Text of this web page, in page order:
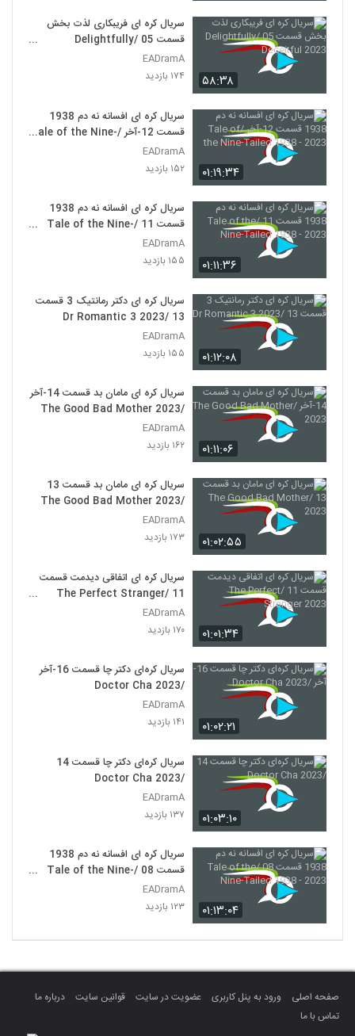
۵۸:۳۸
سریال کره ای فریبکاری لذت بخش
قسمت 05 /Delightfully
Deceitful 2023
EADramA
۱۷۴ بازدید
۰۱:۱۹:۳۴
سریال کره ای افسانه نه دم 1938
قسمت 12-آخر /Tale of the Nine-
Tailed 1938 - 2023
EADramA
۱۵۲ بازدید
۰۱:۱۱:۳۶
سریال کره ای افسانه نه دم 1938
قسمت 11 /Tale of the Nine-
Tailed 1938 - 2023
EADramA
۱۵۵ بازدید
۰۱:۱۲:۰۸
سریال کره ای دکتر رمانتیک 3 قسمت
13 /Dr Romantic 3 2023
EADramA
۱۵۵ بازدید
۰۱:۱۱:۰۶
سریال کره‌ ای مامان بد قسمت 14-آخر
/The Good Bad Mother 2023
EADramA
۱۶۲ بازدید
۰۱:۰۲:۵۵
سریال کره ای مامان بد قسمت 13
/The Good Bad Mother 2023
EADramA
۱۷۳ بازدید
۰۱:۰۱:۳۴
سریال کره ای اتفاقی دیدمت قسمت
11 /The Perfect Stranger
2023
EADramA
۱۷۰ بازدید
۰۱:۰۲:۲۱
سریال کره‌ای دکتر چا قسمت 16-آخر
/Doctor Cha 2023
EADramA
۱۴۱ بازدید
۰۱:۰۳:۱۰
سریال کره‌ای دکتر چا قسمت 14
/Doctor Cha 2023
EADramA
۱۳۷ بازدید
۰۱:۱۳:۰۴
سریال کره ای افسانه نه دم 1938
قسمت 08 /Tale of the Nine-
Tailed 1938 - 2023
EADramA
۱۲۳ بازدید
صفحه اصلی ورود به پنل کاربری عضویت در سایت قوانین سایت
درباره ما
تماس با ما